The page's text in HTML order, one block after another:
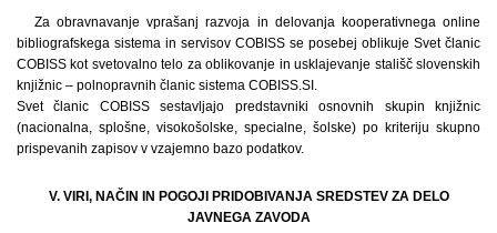
Za obravnavanje vprašanj razvoja in delovanja kooperativnega online
bibliografskega sistema in servisov COBISS se posebej oblikuje Svet članic
COBISS kot svetovalno telo za oblikovanje in usklajevanje stališč slovenskih
knjižnic – polnopravnih članic sistema COBISS.SI.
Svet članic COBISS sestavljajo predstavniki osnovnih skupin knjižnic
(nacionalna, splošne, visokošolske, specialne, šolske) po kriteriju skupno
prispevanih zapisov v vzajemno bazo podatkov.
V. VIRI, NAČIN IN POGOJI PRIDOBIVANJA SREDSTEV ZA DELO
JAVNEGA ZAVODA